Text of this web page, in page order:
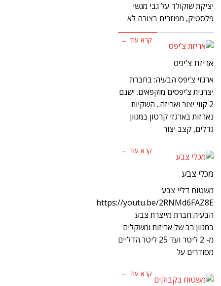
יציקת שוקולד על גבי מגשי
פלסטיק, מפוזרים בצורה לא
קרא עוד ←
אריזת צ’יפס
ארגזי צ’יפס הבעיה: בחברת
יצרנית צ’יפסים מוקפאים. ישנם
2 קווי יצור ואריזה.. השקיות
נארזות בארגזי קרטון במגוון
גדלים, קצב יצור
קרא עוד ←
מכלי צבע
משטוח דליי צבע
https://youtu.be/2RNMd6FAZ8E
הבעיה:חברת מייצרת צבע
במגוון רב של אריזות ומשקלים
מ- 2 ליטר ועד 25 ליטר.הדליים
מסודרים על
קרא עוד ←